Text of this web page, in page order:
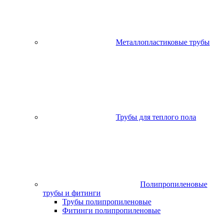
Металлопластиковые трубы
Трубы для теплого пола
Полипропиленовые
трубы и фитинги
Трубы полипропиленовые
Фитинги полипропиленовые